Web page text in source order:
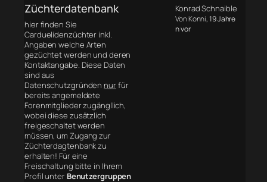
Züchterdatenbank
hier finden Sie
Carduelidenzüchter inkl.
Angaben welche Arten
gezüchtet werden und deren
Kontaktangabe. Diese Daten
sind aus
Datenschutzgründen nurfür
bereits angemeldete
Forenmitglieder zugängllich,
wobei diese zusätzlich
freigeschaltet werden
müssen, um Zugang zur
Züchterdagtenbank zu
erhalten! Für eine
Freischaltung bitte in Ihrem
Profil unter Benutzergruppen
Konrad Schnaible
Von Konni, 19 Jahre
n vor